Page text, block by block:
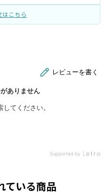
はこちら
ている商品